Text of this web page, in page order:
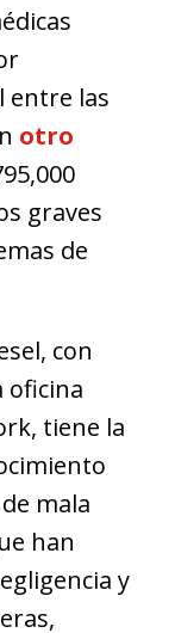
entre las
otro
graves
de
con
oficina
tiene la
mala
han
y